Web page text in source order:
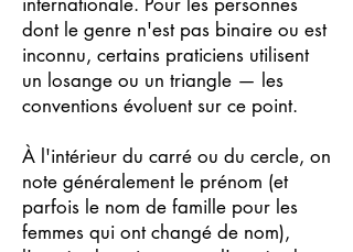
dont le genre n'est pas binaire ou est
inconnu, certains praticiens utilisent
un losange ou un triangle — les
conventions évoluent sur ce point.
À l'intérieur du carré ou du cercle, on
note généralement le prénom (et
parfois le nom de famille pour les
femmes qui ont changé de nom),